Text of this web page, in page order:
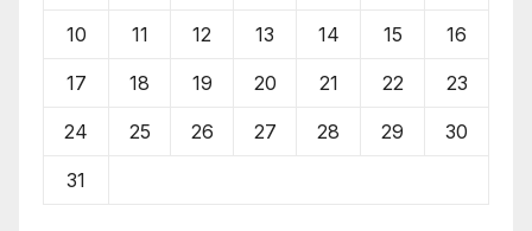
10 11 12 13 14 15 16
17 18 19 20 21 22 23
24 25 26 27 28 29 30
31